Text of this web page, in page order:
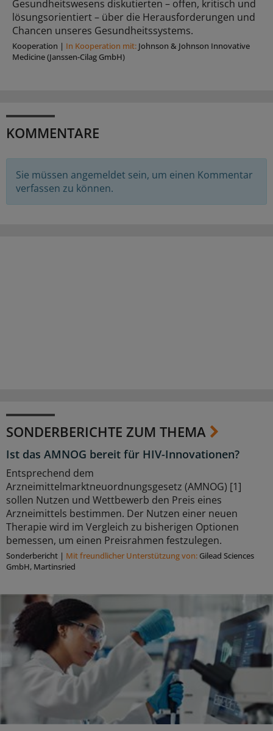
Gesundheitswesens diskutierten – offen, kritisch und
lösungsorientiert – über die Herausforderungen und
Chancen unseres Gesundheitssystems.
Kooperation | In Kooperation mit: Johnson & Johnson Innovative
Medicine (Janssen-Cilag GmbH)
KOMMENTARE
Sie müssen angemeldet sein, um einen Kommentar
verfassen zu können.
SONDERBERICHTE ZUM THEMA
Ist das AMNOG bereit für HIV-Innovationen?
Entsprechend dem
Arzneimittelmarktneuordnungsgesetz (AMNOG) [1]
sollen Nutzen und Wettbewerb den Preis eines
Arzneimittels bestimmen. Der Nutzen einer neuen
Therapie wird im Vergleich zu bisherigen Optionen
bemessen, um einen Preisrahmen festzulegen.
Sonderbericht | Mit freundlicher Unterstützung von: Gilead Sciences
GmbH, Martinsried